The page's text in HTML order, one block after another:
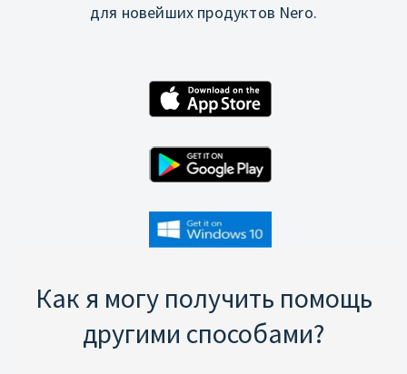
для новейших продуктов Nero.
Как я могу получить помощь
другими способами?